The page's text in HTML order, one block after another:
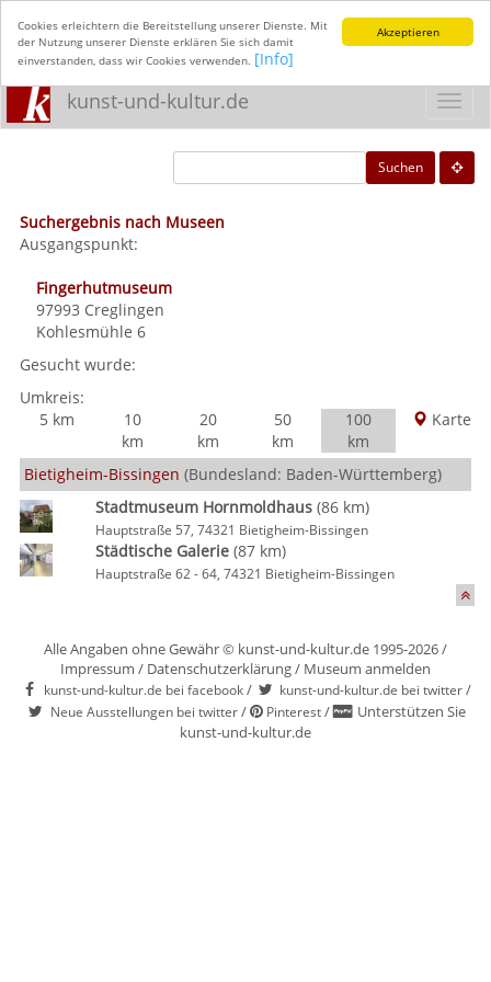
Akzeptieren
Cookies erleichtern die Bereitstellung unserer Dienste. Mit
der Nutzung unserer Dienste erklären Sie sich damit
einverstanden, dass wir Cookies verwenden. [Info]
kunst-und-kultur.de
Suchen
Suchergebnis nach Museen
Ausgangspunkt:
Fingerhutmuseum
97993 Creglingen
Kohlesmühle 6
Gesucht wurde:
Umkreis:
5 km
10
km
20
km
50
km
100
km
Karte
Bietigheim-Bissingen (Bundesland: Baden-Württemberg)
Stadtmuseum Hornmoldhaus(86 km)
Hauptstraße 57, 74321 Bietigheim-Bissingen
Städtische Galerie(87 km)
Hauptstraße 62 - 64, 74321 Bietigheim-Bissingen
Alle Angaben ohne Gewähr © kunst-und-kultur.de 1995-2026 /
Impressum / Datenschutzerklärung/ Museum anmelden
kunst-und-kultur.de bei facebook/ kunst-und-kultur.de bei twitter/
Neue Ausstellungen bei twitter/ Pinterest/
Unterstützen Sie
kunst-und-kultur.de